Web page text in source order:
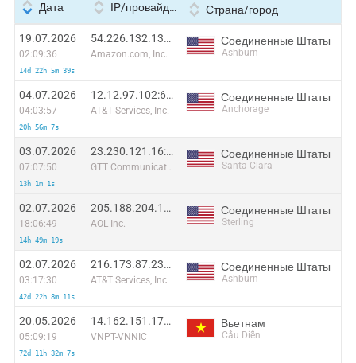
Дата IP/провайдер Страна/город
19.07.2026
02:09:36
14d 22h 5m 39s
54.226.132.137:37426
Amazon.com, Inc.
Соединенные Штаты
Ashburn
04.07.2026
04:03:57
20h 56m 7s
12.12.97.102:64930
AT&T Services, Inc.
Соединенные Штаты
Anchorage
03.07.2026
07:07:50
13h 1m 1s
23.230.121.16:54002
GTT Communications Inc.
Соединенные Штаты
Santa Clara
02.07.2026
18:06:49
14h 49m 19s
205.188.204.15:8324
AOL Inc.
Соединенные Штаты
Sterling
02.07.2026
03:17:30
42d 22h 8m 11s
216.173.87.231:56976
AT&T Services, Inc.
Соединенные Штаты
Ashburn
20.05.2026
05:09:19
72d 11h 32m 7s
14.162.151.179:44013
VNPT-VNNIC
Вьетнам
Cầu Diễn